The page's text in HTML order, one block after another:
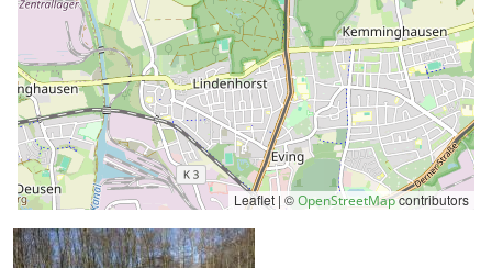
Leaflet | ©OpenStreetMapcontributors